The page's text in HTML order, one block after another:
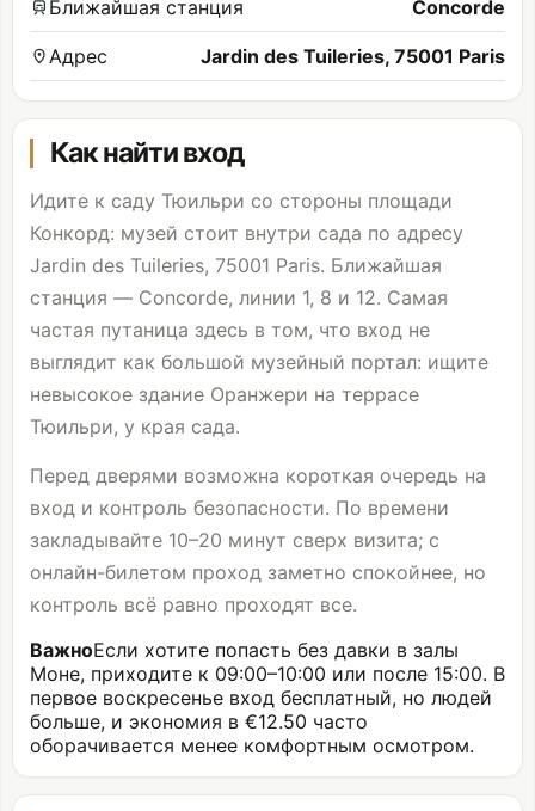
Ближайшая станция Concorde
Адрес Jardin des Tuileries, 75001 Paris
Как найти вход
Идите к саду Тюильри со стороны площади
Конкорд: музей стоит внутри сада по адресу
Jardin des Tuileries, 75001 Paris. Ближайшая
станция — Concorde, линии 1, 8 и 12. Самая
частая путаница здесь в том, что вход не
выглядит как большой музейный портал: ищите
невысокое здание Оранжери на террасе
Тюильри, у края сада.
Перед дверями возможна короткая очередь на
вход и контроль безопасности. По времени
закладывайте 10–20 минут сверх визита; с
онлайн-билетом проход заметно спокойнее, но
контроль всё равно проходят все.
ВажноЕсли хотите попасть без давки в залы
Моне, приходите к 09:00–10:00 или после 15:00. В
первое воскресенье вход бесплатный, но людей
больше, и экономия в €12.50 часто
оборачивается менее комфортным осмотром.